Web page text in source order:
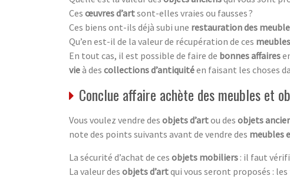
Ces œuvres d’artsont-elles vraies ou fausses ?
Ces biens ont-ils déjà subi une restauration des
Qu’en est-il de la valeur de récupération de ces
En tout cas, il est possible de faire de bonnes affaires
vieà des collections d’antiquitéen faisant les choses
Conclue affaire achète des meubles et
Vous voulez vendre des objets d’artou des objets
note des points suivants avant de vendre des meubles
La sécurité d’achat de ces objets mobiliers : il faut
La valeur des objets d’artqui vous seront proposés : les